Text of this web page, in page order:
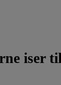
iser til